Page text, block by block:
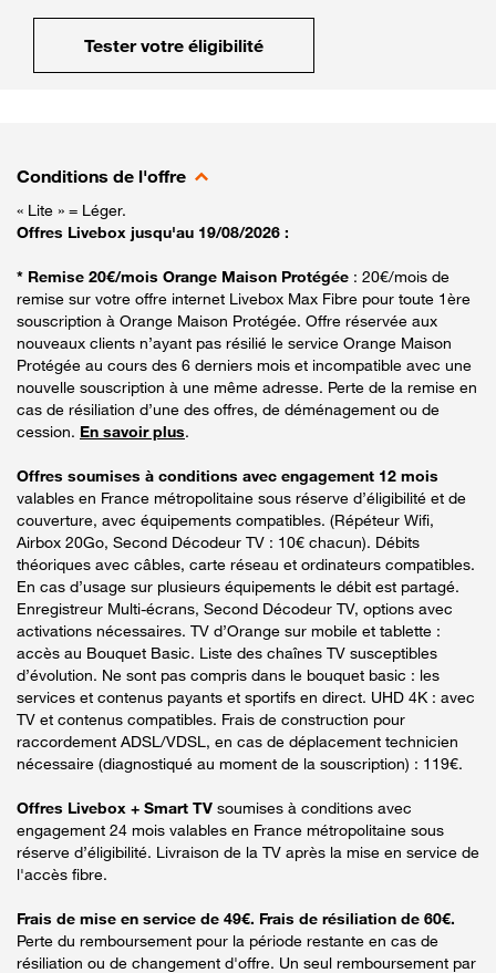
Tester votre éligibilité
Conditions de l'offre
« Lite » = Léger.
Offres Livebox jusqu'au 19/08/2026 :
* Remise 20€/mois Orange Maison Protégée : 20€/mois de
remise sur votre offre internet Livebox Max Fibre pour toute 1ère
souscription à Orange Maison Protégée. Offre réservée aux
nouveaux clients n’ayant pas résilié le service Orange Maison
Protégée au cours des 6 derniers mois et incompatible avec une
nouvelle souscription à une même adresse. Perte de la remise en
cas de résiliation d’une des offres, de déménagement ou de
cession. En savoir plus.
Offres soumises à conditions avec engagement 12 mois
valables en France métropolitaine sous réserve d’éligibilité et de
couverture, avec équipements compatibles. (Répéteur Wifi,
Airbox 20Go, Second Décodeur TV : 10€ chacun). Débits
théoriques avec câbles, carte réseau et ordinateurs compatibles.
En cas d’usage sur plusieurs équipements le débit est partagé.
Enregistreur Multi-écrans, Second Décodeur TV, options avec
activations nécessaires. TV d’Orange sur mobile et tablette :
accès au Bouquet Basic. Liste des chaînes TV susceptibles
d’évolution. Ne sont pas compris dans le bouquet basic : les
services et contenus payants et sportifs en direct. UHD 4K : avec
TV et contenus compatibles. Frais de construction pour
raccordement ADSL/VDSL, en cas de déplacement technicien
nécessaire (diagnostiqué au moment de la souscription) : 119€.
Offres Livebox + Smart TV soumises à conditions avec
engagement 24 mois valables en France métropolitaine sous
réserve d’éligibilité. Livraison de la TV après la mise en service de
l'accès fibre.
Frais de mise en service de 49€. Frais de résiliation de 60€.
Perte du remboursement pour la période restante en cas de
résiliation ou de changement d'offre. Un seul remboursement par